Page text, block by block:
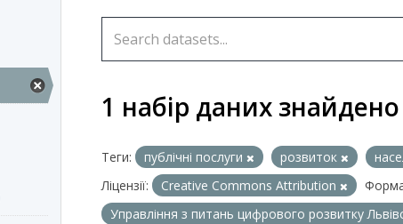
1 набір даних знайдено
Теги: публічні послуги розвиток
Ліцензії:
Creative Commons Attribution
Управління з питань цифрового розвитку